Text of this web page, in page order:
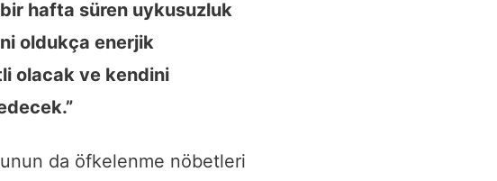
hafta süren uykusuzluk
oldukça enerjik
olacak ve kendini
da öfkelenme nöbetleri